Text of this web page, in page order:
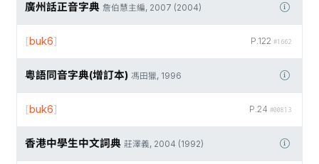
廣州話正音字典 詹伯慧主編, 2007 (2004)
P.122 #1662
[buk6]
粵語同音字典(增訂本) 馮田獵, 1996
P.24 #00813
[buk6]
香港中學生中文詞典 莊澤義, 2004 (1992)